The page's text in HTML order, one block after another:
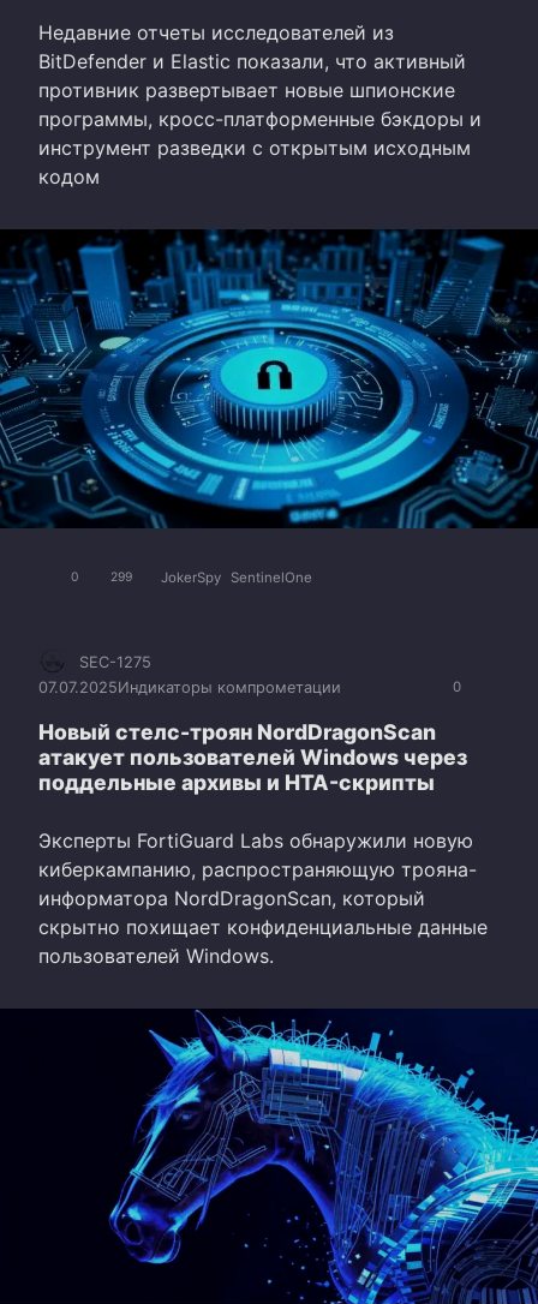
Недавние отчеты исследователей из
BitDefender и Elastic показали, что активный
противник развертывает новые шпионские
программы, кросс-платформенные бэкдоры и
инструмент разведки с открытым исходным
кодом
0 299 JokerSpy SentinelOne
0
SEC-1275
07.07.2025Индикаторы компрометации
Новый стелс-троян NordDragonScan
атакует пользователей Windows через
поддельные архивы и HTA-скрипты
Эксперты FortiGuard Labs обнаружили новую
киберкампанию, распространяющую трояна-
информатора NordDragonScan, который
скрытно похищает конфиденциальные данные
пользователей Windows.